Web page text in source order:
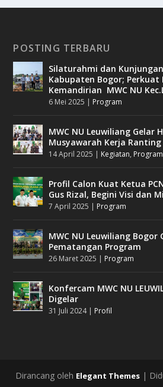
POSTING TERBARU
Silaturahmi dan Kunjungan
Kabupaten Bogor; Perkuat
Kemandirian MWC NU
6 Mei 2025 | Program
MWC NU Leuwiliang Gelar
Musyawarah Kerja Ranting
14 April 2025 | Kegiatan, Program
Profil Calon Kuat Ketua
Gus Rizal, Begini Visi dan
7 April 2025 | Program
MWC NU Leuwiliang Bogor
Pematangan Program
26 Maret 2025 | Program
Konfercam MWC NU
Digelar
31 Juli 2024| Profil
Dirancang oleh Elegant Themes |